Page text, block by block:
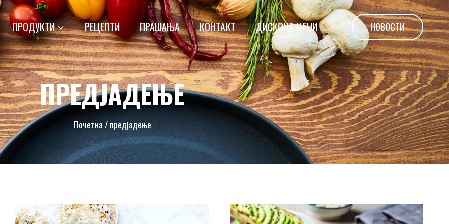
ПРОДУКТИ РЕЦЕПТИ ПРАШАЊА КОНТАКТ ДИСКОНТ ЦЕНИ НОВОСТИ
ПРЕДЈАДЕЊЕ
Почетна / предјадење